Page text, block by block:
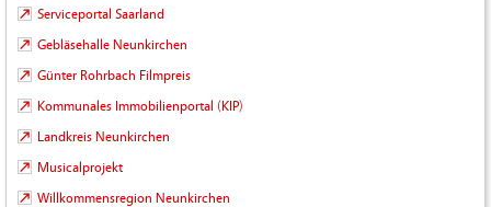
Serviceportal Saarland
Gebläsehalle Neunkirchen
Günter Rohrbach Filmpreis
Kommunales Immobilienportal (KIP)
Landkreis Neunkirchen
Musicalprojekt
Willkommensregion Neunkirchen